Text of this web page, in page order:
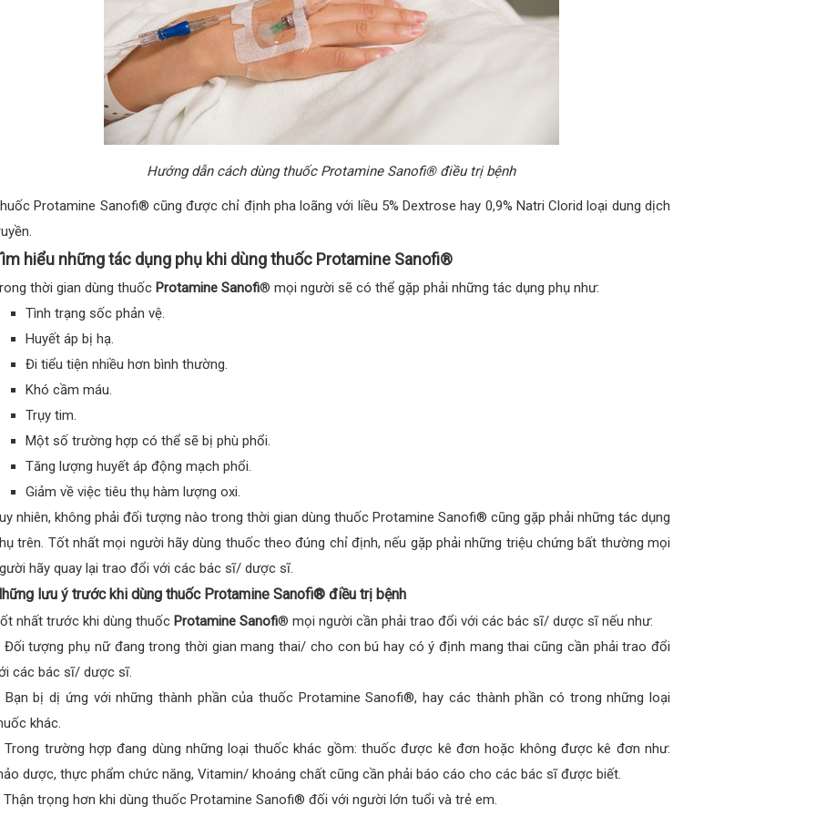
Hướng dẫn cách dùng thuốc Protamine Sanofi® điều trị bệnh
Protamine Sanofi® cũng được chỉ định pha loãng với liều 5% Dextrose hay 0,9% Natri Clorid loại dung dịch
hiểu những tác dụng phụ khi dùng thuốc Protamine Sanofi®
thời gian dùng thuốc Protamine Sanofi® mọi người sẽ có thể gặp phải những tác dụng phụ như:
Tình trạng sốc phản vệ.
Huyết áp bị hạ.
Đi tiểu tiện nhiều hơn bình thường.
Khó cầm máu.
Trụy tim.
Một số trường hợp có thể sẽ bị phù phổi.
Tăng lượng huyết áp động mạch phổi.
Giảm về việc tiêu thụ hàm lượng oxi.
nhiên, không phải đối tượng nào trong thời gian dùng thuốc Protamine Sanofi® cũng gặp phải những tác dụng
trên. Tốt nhất mọi người hãy dùng thuốc theo đúng chỉ định, nếu gặp phải những triệu chứng bất thường mọi
hãy quay lại trao đổi với các bác sĩ/ dược sĩ.
lưu ý trước khi dùng thuốc Protamine Sanofi® điều trị bệnh
nhất trước khi dùng thuốc Protamine Sanofi® mọi người cần phải trao đổi với các bác sĩ/ dược sĩ nếu như:
Đối tượng phụ nữ đang trong thời gian mang thai/ cho con bú hay có ý định mang thai cũng cần phải trao đổi
các bác sĩ/ dược sĩ.
Bạn bị dị ứng với những thành phần của thuốc Protamine Sanofi®, hay các thành phần có trong những loại
khác.
Trong trường hợp đang dùng những loại thuốc khác gồm: thuốc được kê đơn hoặc không được kê đơn như:
dược, thực phẩm chức năng, Vitamin/ khoáng chất cũng cần phải báo cáo cho các bác sĩ được biết.
Thận trọng hơn khi dùng thuốc Protamine Sanofi® đối với người lớn tuổi và trẻ em.